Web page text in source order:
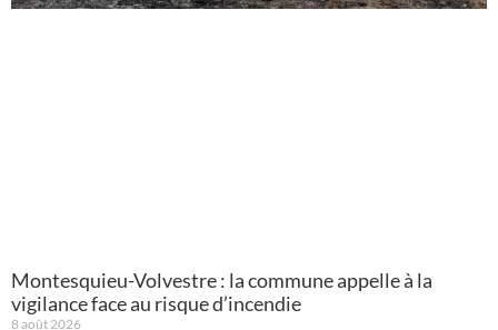
Montesquieu-Volvestre : la commune appelle à la
vigilance face au risque d’incendie
8 août 2026